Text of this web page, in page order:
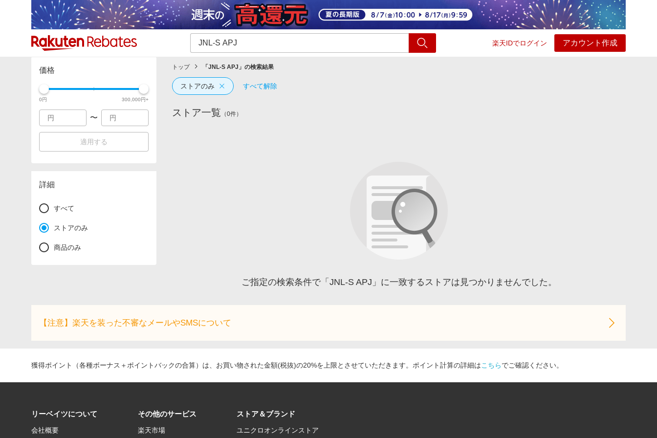
楽天IDでログイン アカウント作成
カテゴリー一覧 イベント一覧 ショッピング
価格
0円 300,000円+
〜
適用する
詳細
すべて
ストアのみ
商品のみ
トップ 「 JNL-S APJ 」の検索結果
ストアのみ すべて解除
ストア一覧 （0件）
ご指定の検索条件で「JNL-S APJ」に一致するストアは見つかりませんでした。
【注意】楽天を装った不審なメールやSMSについて
獲得ポイント（各種ボーナス＋ポイントバックの合算）は、お買い物された金額(税抜)の20%を上限とさせていただきます。ポイント計算の詳細はこちらでご確認ください。
リーベイツについて
会社概要
その他のサービス
楽天市場
ストア＆ブランド
ユニクロオンラインストア